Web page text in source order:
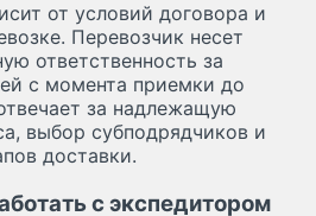
от условий договора и
Перевозчик несет
ответственность за
с момента приемки до
за надлежащую
выбор субподрядчиков и
доставки.
с экспедитором